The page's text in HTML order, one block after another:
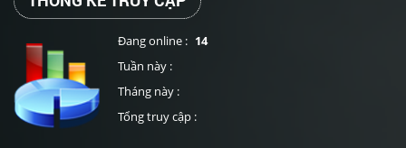
Đang online : 14
Tuần này :
Tháng này :
Tổng truy cập :